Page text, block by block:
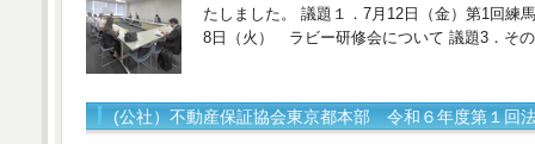
たしました。 議題１．7月12日（金）第1回練
8日（火） ラビー研修会について 議題3．そ
(公社）不動産保証協会東京都本部 令和６年度第１回